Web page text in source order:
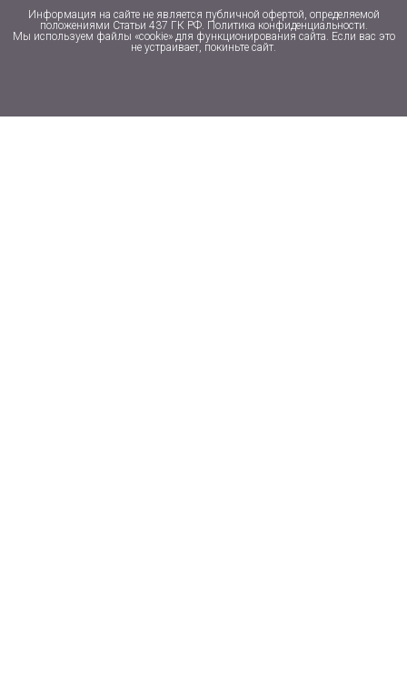
Информация на сайте не является публичной офертой, определяемой
положениями Статьи 437 ГК РФ. Политика конфиденциальности.
Мы используем файлы «cookie» для функционирования сайта. Если вас это
не устраивает, покиньте сайт.